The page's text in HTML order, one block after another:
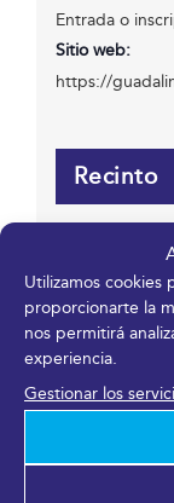
Utilizamos cookies
proporcionarte la
nos permitirá
experiencia.
Gestionar los
Entrada o
Sitio web:
https://
Recinto
Avenida
Málaga
Málaga
Asociación
Ver el sitio